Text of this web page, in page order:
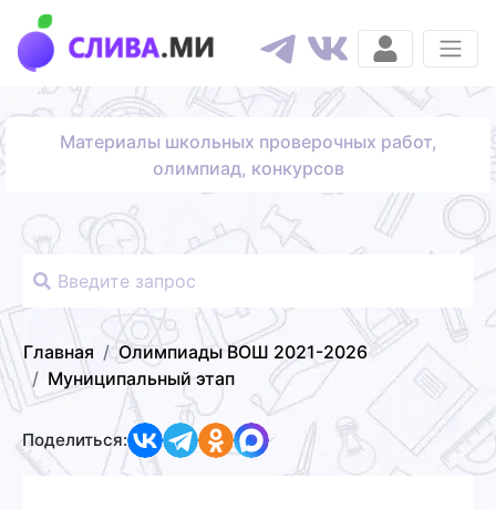
Материалы школьных проверочных работ,
олимпиад, конкурсов
Главная
Олимпиады ВОШ 2021-2026
Муниципальный этап
Поделиться: